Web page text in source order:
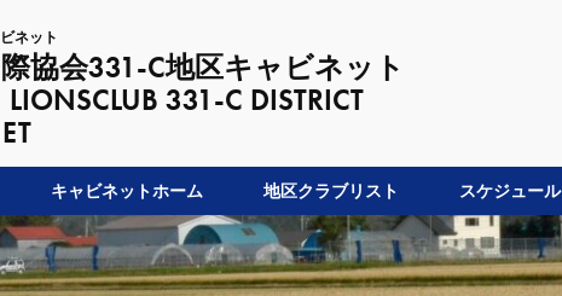
ネット
協会331-C地区キャビネット
331-C DISTRICT
キャビネットホーム 地区クラブリスト スケジュール